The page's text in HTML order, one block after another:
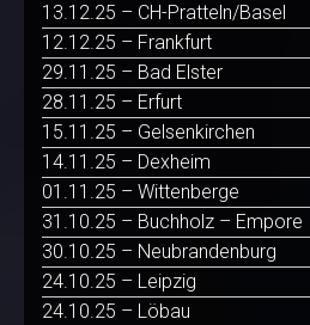
13.12.25 – CH-Pratteln/Basel
12.12.25 – Frankfurt
29.11.25 – Bad Elster
28.11.25 – Erfurt
15.11.25 – Gelsenkirchen
14.11.25 – Dexheim
01.11.25 – Wittenberge
31.10.25 – Buchholz – Empore
30.10.25 – Neubrandenburg
24.10.25 – Leipzig
24.10.25 – Löbau